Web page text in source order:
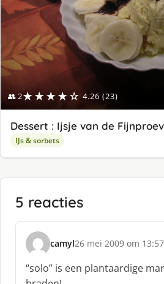
👥 2★★★★☆ 4.26 (23)
Dessert : Ijsje van de
IJs & sorbets
5 reacties
camyl
s
c
h
26 mei 2009 om 13:57
“solo” is een plantaardige